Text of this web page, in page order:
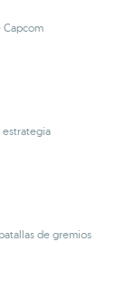
Capcom
de gremios